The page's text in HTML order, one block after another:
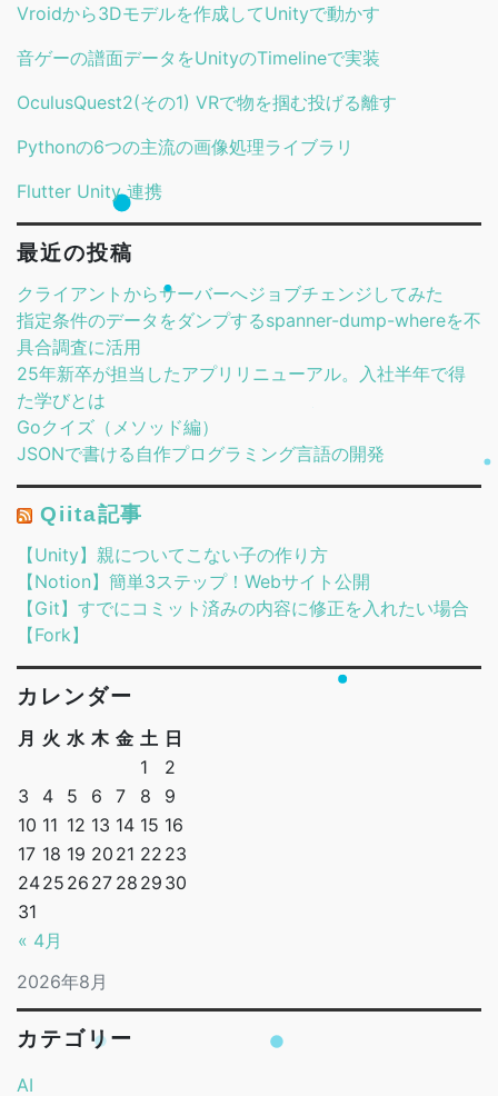
Vroidから3Dモデルを作成してUnityで動かす
音ゲーの譜面データをUnityのTimelineで実装
OculusQuest2(その1) VRで物を掴む投げる離す
Pythonの6つの主流の画像処理ライブラリ
Flutter Unity 連携
最近の投稿
クライアントからサーバーへジョブチェンジしてみた
指定条件のデータをダンプするspanner-dump-whereを不
具合調査に活用
25年新卒が担当したアプリリニューアル。入社半年で得
た学びとは
Goクイズ（メソッド編）
JSONで書ける自作プログラミング言語の開発
Qiita記事
【Unity】親についてこない子の作り方
【Notion】簡単3ステップ！Webサイト公開
【Git】すでにコミット済みの内容に修正を入れたい場合
【Fork】
カレンダー
2026年8月
月 火 水 木 金 土 日
« 4月
1
2
3
4 5 6 7 8
9
10 11 12 13 14 15 16
17 18 19 20 21 22 23
2425 26 27 28 29 30
31
カテゴリー
AI